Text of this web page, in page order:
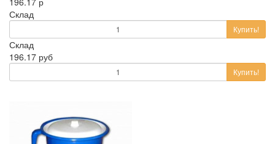
Склад
Купить!
Склад
196.17 руб
Купить!